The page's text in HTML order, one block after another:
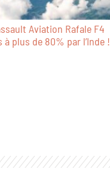
Aviation Rafale F4
plus de 80% par l’Inde !